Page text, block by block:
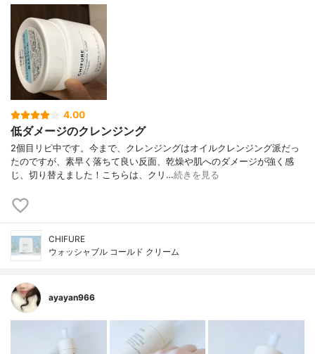
4.00
低ダメージのクレンジング
2個目リピ中です。今まで、クレンジングはオイルクレンジング派だっ
たのですが、素早く落ちて良い反面、乾燥や肌へのダメージが強く感
じ、切り替えました！こちらは、クリ…続きを見る
CHIFURE
ウォッシャブル コールド クリーム
ayayan966